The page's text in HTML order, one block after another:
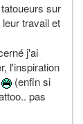
sur
travail et
j'ai
l'inspiration
(enfin si
pas